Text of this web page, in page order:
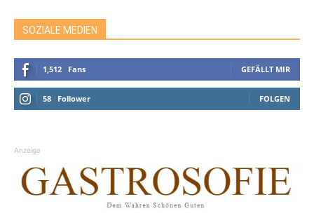
SOZIALE MEDIEN
1,512 Fans GEFÄLLT MIR
58 Follower FOLGEN
Anzeige